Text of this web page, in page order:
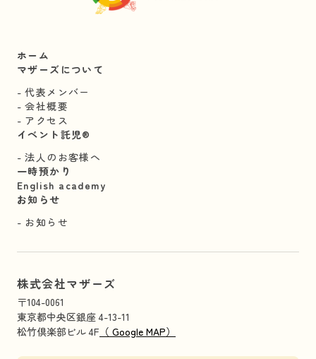
ホーム
マザーズについて
代表メンバー
会社概要
アクセス
イベント託児®︎
法人のお客様へ
一時預かり
English academy
お知らせ
お知らせ
株式会社マザーズ
〒104-0061
東京都中央区銀座 4-13-11
松竹倶楽部ビル 4F （ Google MAP）